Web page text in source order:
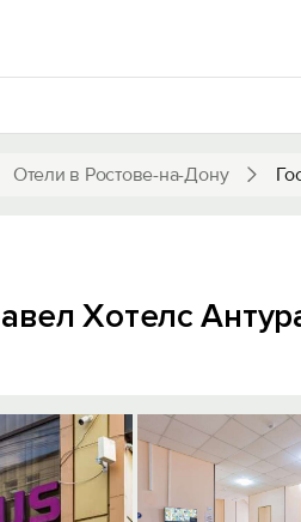
Отели в Ростове-на-Дону
Хотелс